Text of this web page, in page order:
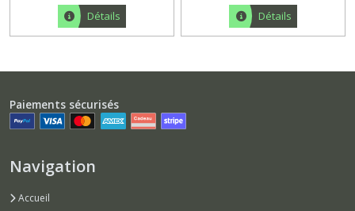
Détails Détails
Paiements sécurisés
Navigation
Accueil